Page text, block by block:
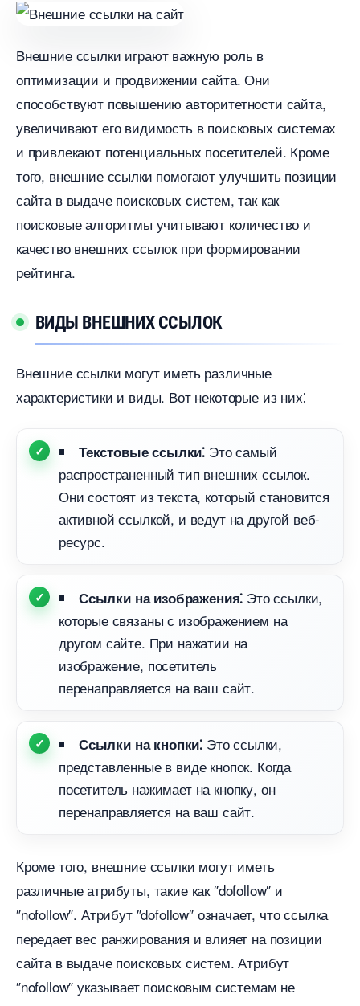
нешние ссылки играют важную роль
оптимизации и продвижении сайта. Они
способствуют повышению авторитетности сайта,
увеличивают его видимость в поисковых системах
и привлекают потенциальных посетителей.​ Кроме
того, внешние ссылки помогают улучшить позиции
сайта в выдаче поисковых систем, так как
поисковые алгоритмы учитывают количество и
качество внешних ссылок при формировании
рейтинга.​
ИДЫ ВНЕШНИХ ССЫЛОК
нешние ссылки могут иметь различные
характеристики и виды. Вот некоторые из них⁚
Текстовые ссылки⁚ Это самый
распространенный тип внешних ссылок.​
Они состоят из текста, который становится
активной ссылкой, и ведут на другой веб-
ресурс.
Ссылки на изображения⁚ Это ссылки,
которые связаны с изображением на
другом сайте.​ При нажатии на
изображение, посетитель
перенаправляется на ваш сайт.​
Ссылки на кнопки⁚ Это ссылки,
представленные в виде кнопок.​ Когда
посетитель нажимает на кнопку, он
перенаправляется на ваш сайт.​
Кроме того, внешние ссылки могут иметь
различные атрибуты, такие как ″dofollow″ и
″nofollow″.​ Атрибут ″dofollow″ означает, что ссылка
передает вес ранжирования и влияет на позиции
сайта в выдаче поисковых систем.​ Атрибут
″nofollow″ указывает поисковым системам не